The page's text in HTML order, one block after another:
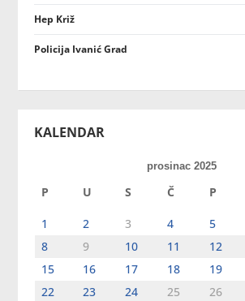
Hep Križ
Policija Ivanić Grad
KALENDAR
prosinac 2025
P U S Č P
1 2 3 4 5
8
9 10 11 12
15
16 17 18 19
22
23 24 25 26